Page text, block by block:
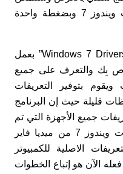
من خلالها من تنزيل كل تعريفات ويندوز 7 وبضغطة واحدة
ويندوز 7 Windows 7 Drivers” بعمل
بِك والتعرف على جميع
ويقوم بتوفير التعريفات
قليلة حيث إن البرنامج
جميع الأجهزة التي تم
إصدارها من تحميل برنامج تعريفات ويندوز 7 من ميديا فاير
الاصلية للكمبيوتر
الآن هو إتباع الخطوات